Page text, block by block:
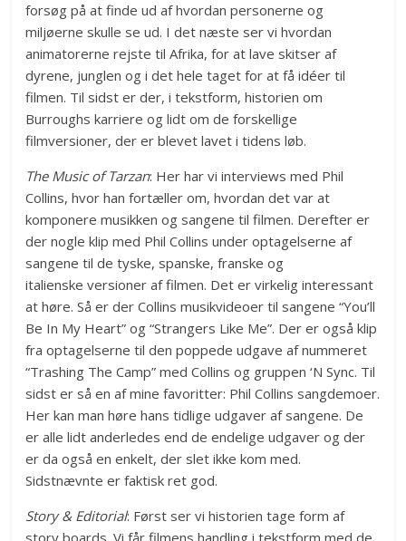
forsøg på at finde ud af hvordan personerne og
miljøerne skulle se ud. I det næste ser vi hvordan
animatorerne rejste til Afrika, for at lave skitser af
dyrene, junglen og i det hele taget for at få idéer til
filmen. Til sidst er der, i tekstform, historien om
Burroughs karriere og lidt om de forskellige
filmversioner, der er blevet lavet i tidens løb.
The Music of Tarzan: Her har vi interviews med Phil
Collins, hvor han fortæller om, hvordan det var at
komponere musikken og sangene til filmen. Derefter er
der nogle klip med Phil Collins under optagelserne af
sangene til de tyske, spanske, franske og
italienske versioner af filmen. Det er virkelig interessant
at høre. Så er der Collins musikvideoer til sangene “You’ll
Be In My Heart” og “Strangers Like Me”. Der er også klip
fra optagelserne til den poppede udgave af nummeret
“Trashing The Camp” med Collins og gruppen ‘N Sync. Til
sidst er så en af mine favoritter: Phil Collins sangdemoer.
Her kan man høre hans tidlige udgaver af sangene. De
er alle lidt anderledes end de endelige udgaver og der
er da også en enkelt, der slet ikke kom med.
Sidstnævnte er faktisk ret god.
Story & Editorial: Først ser vi historien tage form af
story boards. Vi får filmens handling i tekstform med de